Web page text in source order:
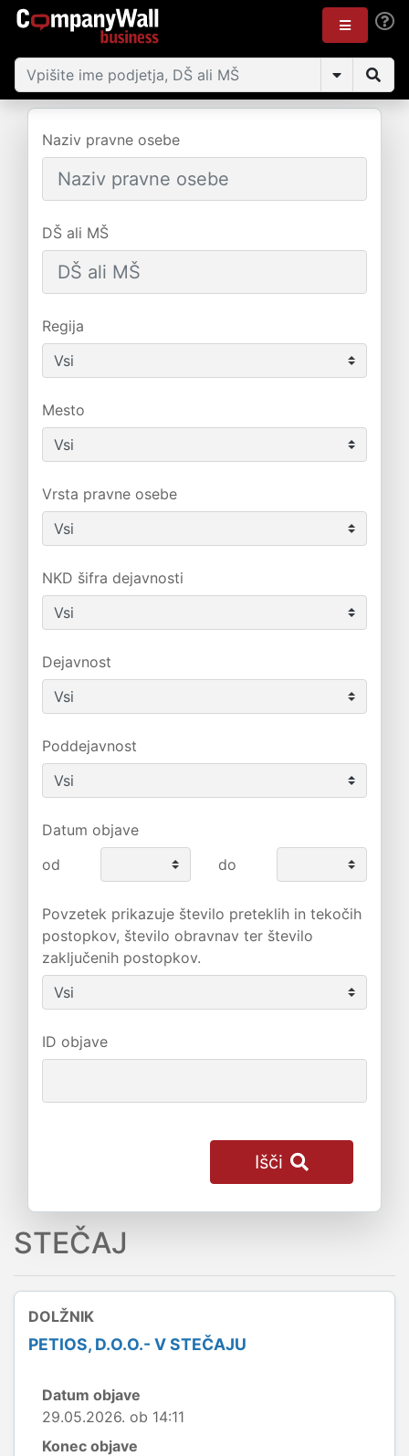
Naziv pravne osebe
DŠ ali MŠ
Regija
Mesto
Vrsta pravne osebe
NKD šifra dejavnosti
Dejavnost
Poddejavnost
Datum objave
od
do
Povzetek prikazuje število preteklih in tekočih
postopkov, število obravnav ter število
zaključenih postopkov.
ID objave
Išči
STEČAJ
DOLŽNIK
PETIOS, D.O.O.- V STEČAJU
Datum objave
29.05.2026. ob 14:11
Konec objave